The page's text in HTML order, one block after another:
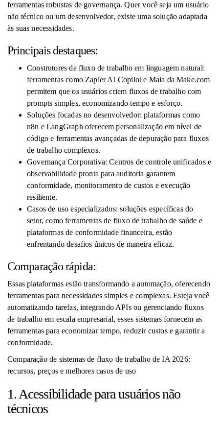
ferramentas robustas de governança. Quer você seja um usuário
não técnico ou um desenvolvedor, existe uma solução adaptada
às suas necessidades.
Principais destaques:
Construtores de fluxo de trabalho em linguagem natural:
ferramentas como Zapier AI Copilot e Maia da Make.com
permitem que os usuários criem fluxos de trabalho com
prompts simples, economizando tempo e esforço.
Soluções focadas no desenvolvedor: plataformas como
n8n e LangGraph oferecem personalização em nível de
código e ferramentas avançadas de depuração para fluxos
de trabalho complexos.
Governança Corporativa: Centros de controle unificados e
observabilidade pronta para auditoria garantem
conformidade, monitoramento de custos e execução
resiliente.
Casos de uso especializados: soluções específicas do
setor, como ferramentas de fluxo de trabalho de saúde e
plataformas de conformidade financeira, estão
enfrentando desafios únicos de maneira eficaz.
Comparação rápida:
Essas plataformas estão transformando a automação, oferecendo
ferramentas para necessidades simples e complexas. Esteja você
automatizando tarefas, integrando APIs ou gerenciando fluxos
de trabalho em escala empresarial, esses sistemas fornecem as
ferramentas para economizar tempo, reduzir custos e garantir a
conformidade.
Comparação de sistemas de fluxo de trabalho de IA 2026:
recursos, preços e melhores casos de uso
1. Acessibilidade para usuários não
técnicos